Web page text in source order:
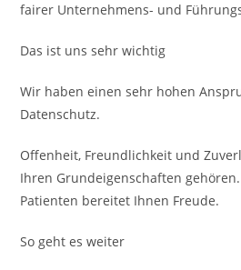
fairer Unternehmens- und
Das ist uns sehr wichtig
Wir haben einen sehr hohen
Datenschutz.
Offenheit, Freundlichkeit und
Ihren Grundeigenschaften
Patienten bereitet Ihnen Freude.
So geht es weiter